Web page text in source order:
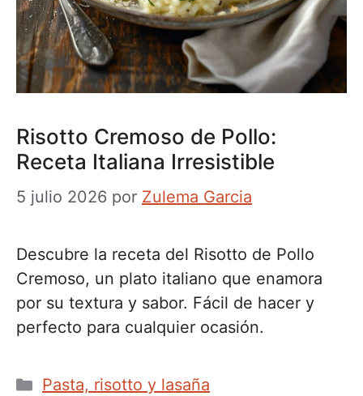
Risotto Cremoso de Pollo:
Receta Italiana Irresistible
5 julio 2026 por Zulema Garcia
Descubre la receta del Risotto de Pollo
Cremoso, un plato italiano que enamora
por su textura y sabor. Fácil de hacer y
perfecto para cualquier ocasión.
Categorías
Pasta, risotto y lasaña